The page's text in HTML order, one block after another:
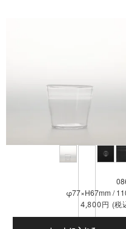
φ77×H67mm /
4,800円 (税